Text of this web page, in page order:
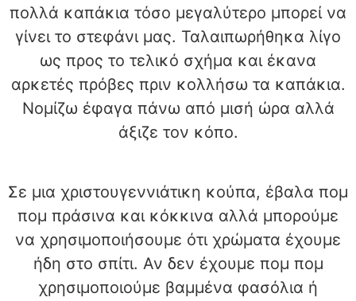
πολλά καπάκια τόσο μεγαλύτερο μπορεί να
γίνει το στεφάνι μας. Ταλαιπωρήθηκα λίγο
ως προς το τελικό σχήμα και έκανα
αρκετές πρόβες πριν κολλήσω τα καπάκια.
Νομίζω έφαγα πάνω από μισή ώρα αλλά
άξιζε τον κόπο.
Σε μια χριστουγεννιάτικη κούπα, έβαλα πομ
πομ πράσινα και κόκκινα αλλά μπορούμε
να χρησιμοποιήσουμε ότι χρώματα έχουμε
ήδη στο σπίτι. Αν δεν έχουμε πομ πομ
χρησιμοποιούμε βαμμένα φασόλια ή